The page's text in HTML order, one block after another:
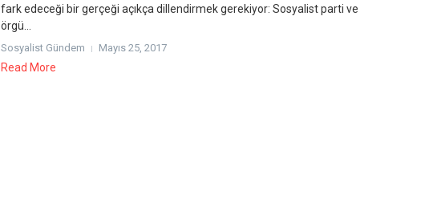
fark edeceği bir gerçeği açıkça dillendirmek gerekiyor: Sosyalist parti ve
örgü...
Sosyalist Gündem Mayıs 25, 2017
Read More